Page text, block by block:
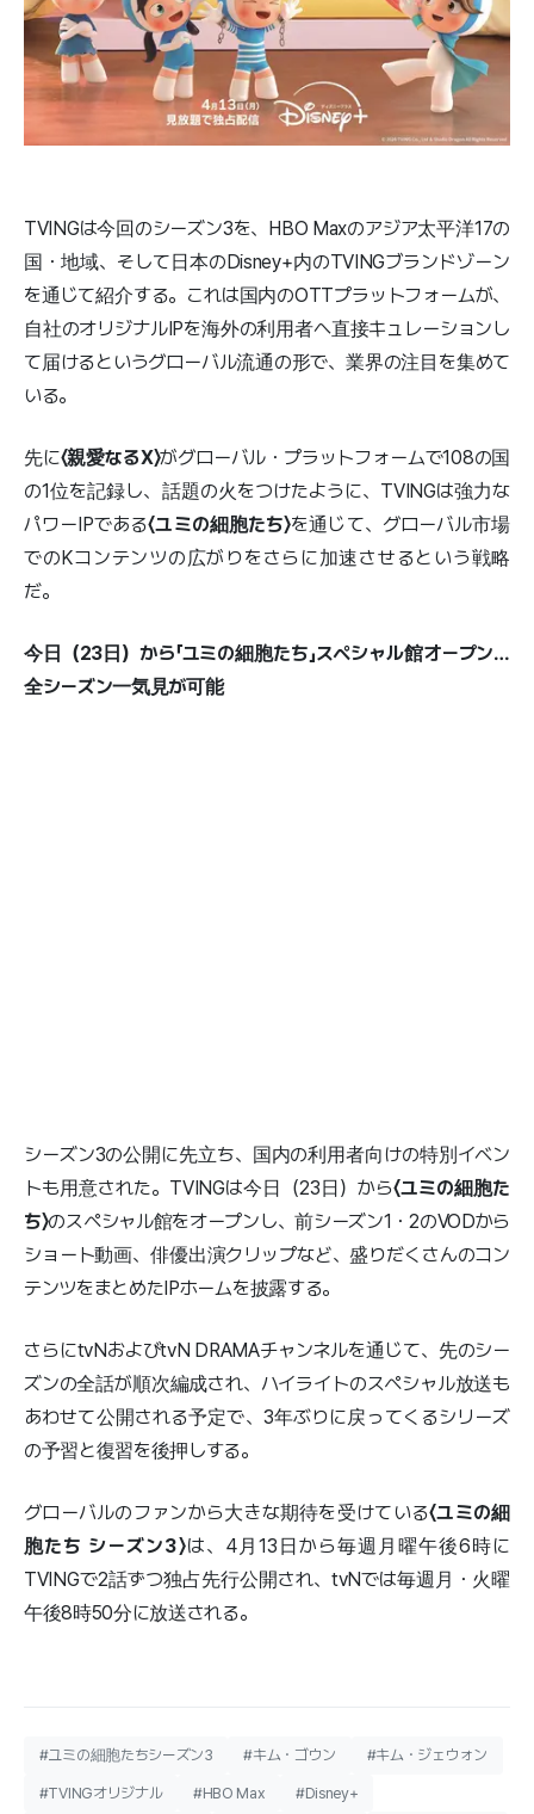
TVINGは今回のシーズン3を、HBO Maxのアジア太平洋17の
国・地域、そして日本のDisney+内のTVINGブランドゾーン
を通じて紹介する。これは国内のOTTプラットフォームが、
自社のオリジナルIPを海外の利用者へ直接キュレーションし
て届けるというグローバル流通の形で、業界の注目を集めて
いる。
先に〈親愛なるX〉がグローバル・プラットフォームで108の国
の1位を記録し、話題の火をつけたように、TVINGは強力な
パワーIPである〈ユミの細胞たち〉を通じて、グローバル市場
でのKコンテンツの広がりをさらに加速させるという戦略
だ。
今日（23日）から「ユミの細胞たち」スペシャル館オープン…
全シーズン一気見が可能
シーズン3の公開に先立ち、国内の利用者向けの特別イベン
トも用意された。TVINGは今日（23日）から〈ユミの細胞た
ち〉のスペシャル館をオープンし、前シーズン1・2のVODから
ショート動画、俳優出演クリップなど、盛りだくさんのコン
テンツをまとめたIPホームを披露する。
さらにtvNおよびtvN DRAMAチャンネルを通じて、先のシー
ズンの全話が順次編成され、ハイライトのスペシャル放送も
あわせて公開される予定で、3年ぶりに戻ってくるシリーズ
の予習と復習を後押しする。
グローバルのファンから大きな期待を受けている〈ユミの細
胞たち シーズン3〉は、4月13日から毎週月曜午後6時に
TVINGで2話ずつ独占先行公開され、tvNでは毎週月・火曜
午後8時50分に放送される。
#ユミの細胞たちシーズン3 #キム・ゴウン #キム・ジェウォン
#TVINGオリジナル #HBO Max #Disney+